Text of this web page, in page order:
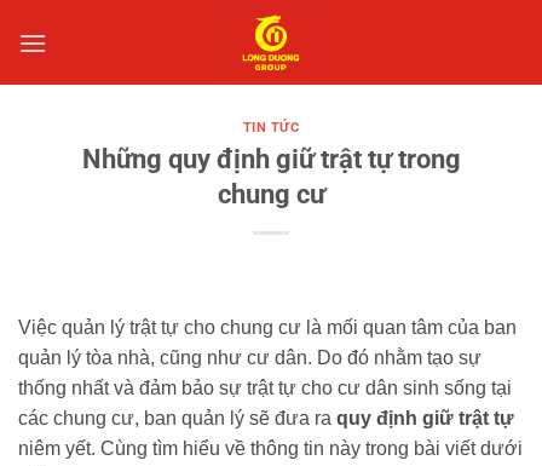
qua
TIN TỨC
Những quy định giữ trật tự trong
chung cư
Việc quản lý trật tự cho chung cư là mối quan tâm của ban
quản lý tòa nhà, cũng như cư dân. Do đó nhằm tạo sự
thống nhất và đảm bảo sự trật tự cho cư dân sinh sống tại
các chung cư, ban quản lý sẽ đưa ra quy định giữ trật tự
niêm yết. Cùng tìm hiểu về thông tin này trong bài viết dưới